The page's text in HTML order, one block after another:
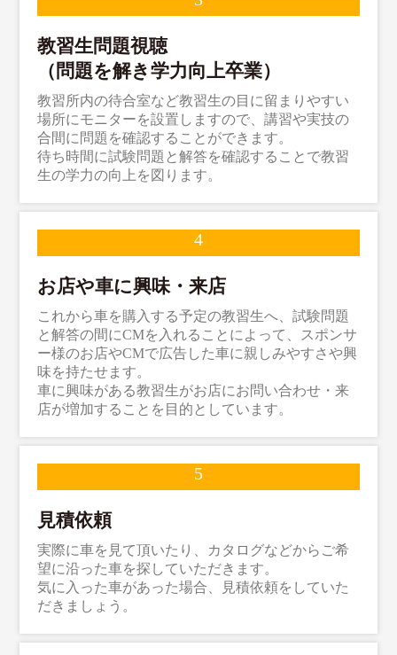
教習生問題視聴
（問題を解き学力向上卒業）
教習所内の待合室など教習生の目に留まりやすい
場所にモニターを設置しますので、講習や実技の
合間に問題を確認することができます。
待ち時間に試験問題と解答を確認することで教習
生の学力の向上を図ります。
お店や車に興味・来店
これから車を購入する予定の教習生へ、試験問題
と解答の間にCMを入れることによって、スポンサ
ー様のお店やCMで広告した車に親しみやすさや興
味を持たせます。
車に興味がある教習生がお店にお問い合わせ・来
店が増加することを目的としています。
見積依頼
実際に車を見て頂いたり、カタログなどからご希
望に沿った車を探していただきます。
気に入った車があった場合、見積依頼をしていた
だきましょう。